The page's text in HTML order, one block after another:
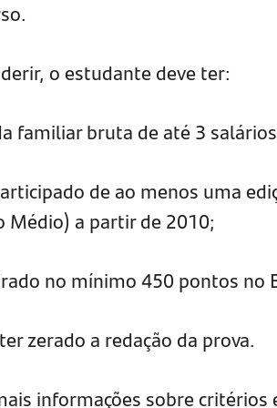
o estudante deve ter:
familiar bruta de até 3
de ao menos uma
Médio) a partir de 2010;
no mínimo 450 pontos no
zerado a redação da prova.
informações sobre